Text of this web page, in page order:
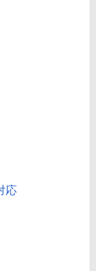
応